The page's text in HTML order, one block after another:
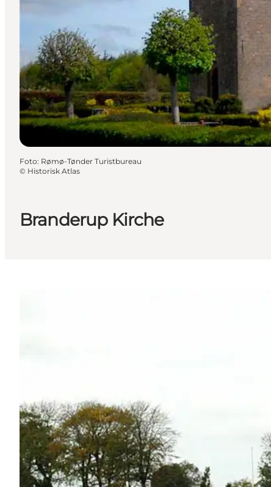
Branderup Kirche
Foto: Rømø-Tønder Turistbureau
© Historisk Atlas